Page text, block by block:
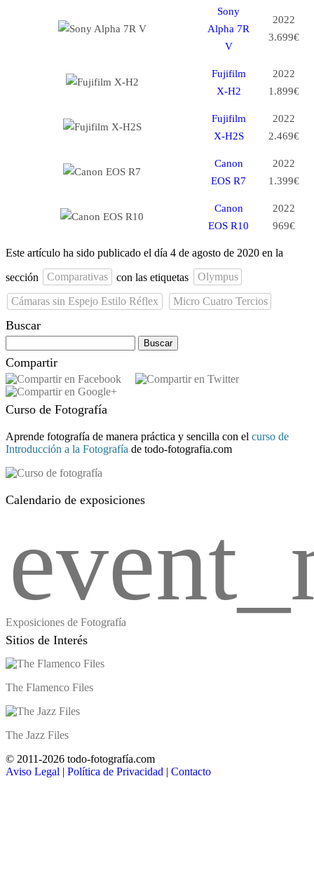
Sony
Alpha 7R
V
2022
3.699€
Fujifilm
X-H2
2022
1.899€
Fujifilm
X-H2S
2022
2.469€
Canon
EOS R7
2022
1.399€
Canon
EOS R10
2022
969€
Este artículo ha sido publicado el día 4 de agosto de 2020 en la
sección Comparativas con las etiquetas Olympus
Cámaras sin Espejo Estilo Réflex Micro Cuatro Tercios
Buscar
Compartir
Curso de Fotografía
Aprende fotografía de manera práctica y sencilla con el curso de
Introducción a la Fotografía de todo-fotografia.com
Calendario de exposiciones
Exposiciones de Fotografía
Sitios de Interés
The Flamenco Files
The Jazz Files
© 2011-2026 todo-fotografía.com
Aviso Legal | Política de Privacidad | Contacto